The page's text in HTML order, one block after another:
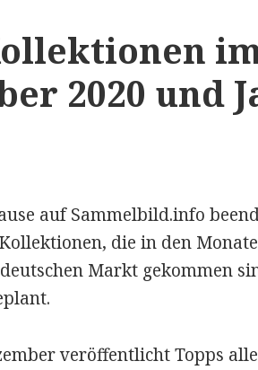
2020 und
auf Sammelbild.info
die in den
Markt gekommen
veröffentlicht Topps